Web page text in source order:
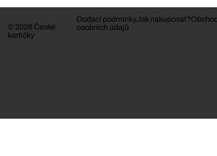
© 2026 České
kartičky
Dodací podmínkyJak nakupovat?
osobních údajů